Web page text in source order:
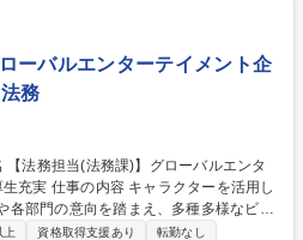
ム開発、ホームページ制作（プログラ
コントロール等） ・その他、銀行運営
ーバルエンターテイメント企
務
ーを活用し
各部門の意向を踏まえ、多種多様なビジ
行っていただきます。法務部は（業務次
上 資格取得支援あり
転勤なし